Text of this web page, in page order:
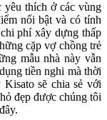
yêu thích ở các vùng
nổi bật và có tính
phí xây dựng thấp
cặp vợ chồng trẻ
mẫu nhà này vẫn
tiền nghi mà thời
sẽ chia sẻ với
đẹp được chúng tôi